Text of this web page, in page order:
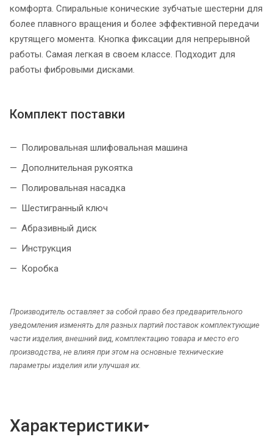
комфорта. Спиральные конические зубчатые шестерни для
более плавного вращения и более эффективной передачи
крутящего момента. Кнопка фиксации для непрерывной
работы. Самая легкая в своем классе. Подходит для
работы фибровыми дисками.
Комплект поставки
Полировальная шлифовальная машина
Дополнительная рукоятка
Полировальная насадка
Шестигранный ключ
Абразивный диск
Инструкция
Коробка
Производитель оставляет за собой право без предварительного
уведомления изменять для разных партий поставок комплектующие
части изделия, внешний вид, комплектацию товара и место его
производства, не влияя при этом на основные технические
параметры изделия или улучшая их.
Характеристики